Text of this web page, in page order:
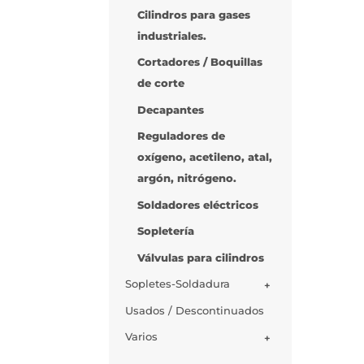
Cilindros para gases
industriales.
Cortadores / Boquillas
de corte
Decapantes
Reguladores de
oxígeno, acetileno, atal,
argón, nitrógeno.
Soldadores eléctricos
Sopletería
Válvulas para cilindros
+
Sopletes-Soldadura
Usados / Descontinuados
+
Varios